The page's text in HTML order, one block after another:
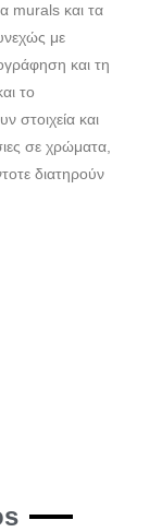
murals και τα
με
και τη
το
στοιχεία και
σε χρώματα,
διατηρούν